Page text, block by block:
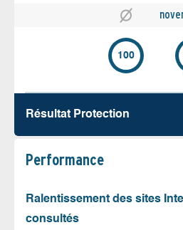
100
Résultat Protection
Performance
Ralentissement des sites
consultés